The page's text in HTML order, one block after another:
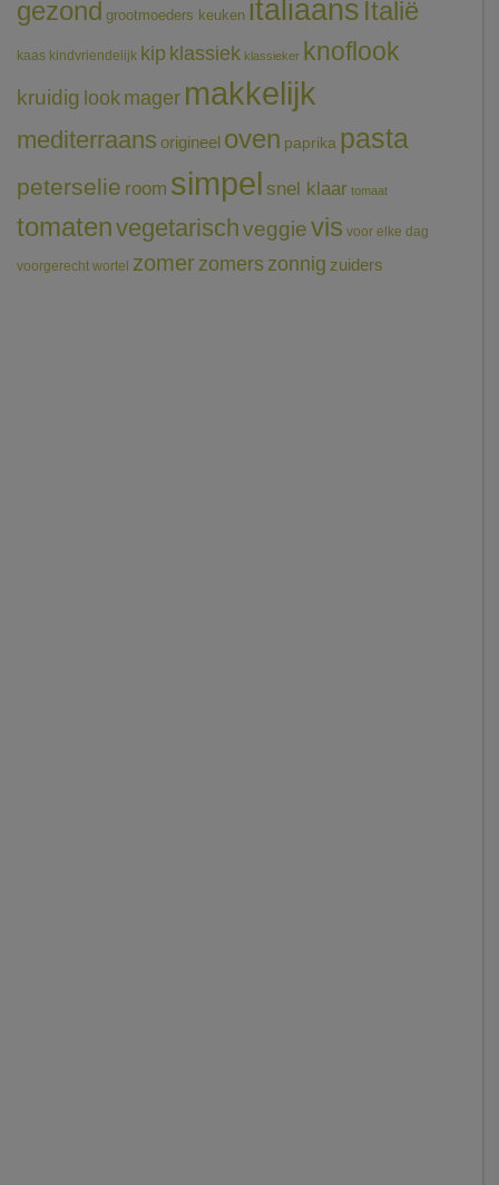
gezond grootmoeders keuken italiaans Italië
kaas kindvriendelijk kip klassiek klassieker knoflook
kruidig look mager makkelijk
mediterraans origineel oven paprika pasta
peterselie room simpel snel klaar tomaat
tomatenvegetarischveggievis voor elke dag
voorgerecht wortel zomerzomerszonnig zuiders